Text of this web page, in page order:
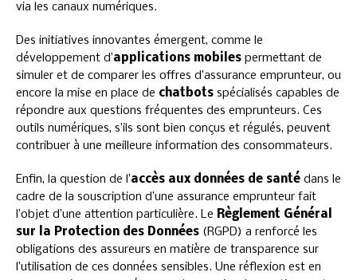
via les canaux numériques.
Des initiatives innovantes émergent, comme le
développement d’applications mobiles permettant de
simuler et de comparer les offres d’assurance emprunteur, ou
encore la mise en place de chatbots spécialisés capables de
répondre aux questions fréquentes des emprunteurs. Ces
outils numériques, s’ils sont bien conçus et régulés, peuvent
contribuer à une meilleure information des consommateurs.
Enfin, la question de l’accès aux données de santé dans le
cadre de la souscription d’une assurance emprunteur fait
l’objet d’une attention particulière. Le Règlement Général
sur la Protection des Données (RGPD) a renforcé les
obligations des assureurs en matière de transparence sur
l’utilisation de ces données sensibles. Une réflexion est en